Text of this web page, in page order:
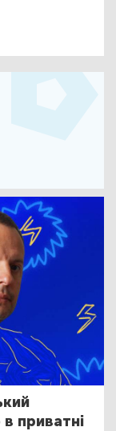
приватні